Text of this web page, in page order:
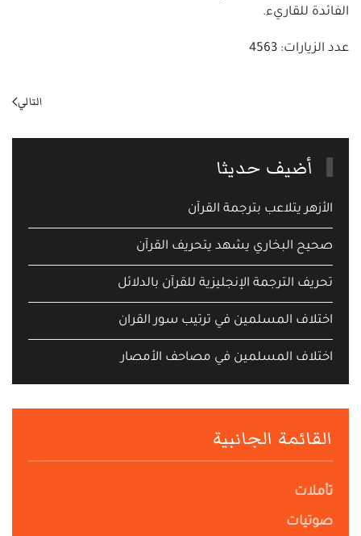
الفائدة للقاريء.
عدد الزيارات: 4563
التالي
أضيف حديثا
الأزهر يتلاعب بترجمة القرآن
صحيح البخاري يشهد يتحريف القرآن
تحريف الترجمة الإنجليزية للقرآن بالدلائل
اختلاف المسلمين في ترتيب سور القران
اختلاف المسلمين في مصاحف الأمصار
القائمة الجانبية
تأملات
صوتيات